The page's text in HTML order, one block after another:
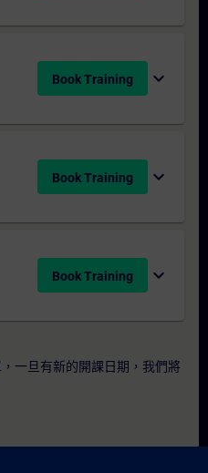
Book Training expand_more
Book Training expand_more
Book Training expand_more
一旦有新的開課日期，我們將